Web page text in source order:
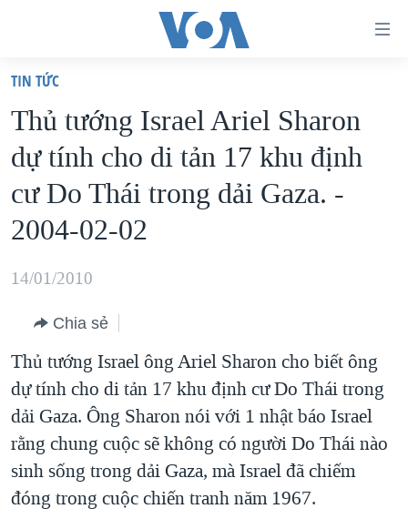
truy
cập
Tới
nội
chính
Tới
hướng
chính
Đi
tới
"Tìm"
VIỆT NAM
HOA KỲ
BIỂN ĐÔNG
THẾ GIỚI
MỤC
TỰ DO BÁO CHÍ
VẠCH TRẦN TIN GIẢ
NGƯỜI VIỆT HẢI NGOẠI
ĐỜI SỐNG
KINH TẾ
CHUYÊN ĐỀ
CHIẾN TRANH THƯƠNG MẠI CỦA MỸ: QUÁ KHỨ VÀ HIỆN
TẠI
HÀNH TRÌNH BẦU CỬ 2024
MỘT NĂM CHIẾN TRANH TẠI DẢI GAZA
GIẢI MÃ VÀNH ĐAI & CON ĐƯỜNG
HỌC TIẾNG ANH
VIDEO
NGHE
MẠNG XÃ HỘI
TIN TỨC
Thủ tướng Israel Ariel Sharon
dự tính cho di tản 17 khu định
cư Do Thái trong dải Gaza. -
2004-02-02
14/01/2010
Chia sẻ
Thủ tướng Israel ông Ariel Sharon cho biết ông
dự tính cho di tản 17 khu định cư Do Thái trong
dải Gaza. Ông Sharon nói với 1 nhật báo Israel
rằng chung cuộc sẽ không có người Do Thái nào
sinh sống trong dải Gaza, mà Israel đã chiếm
đóng trong cuộc chiến tranh năm 1967.